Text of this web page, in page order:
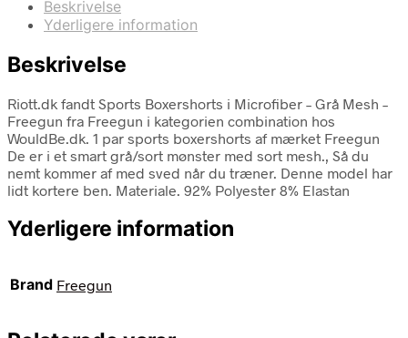
Beskrivelse
Yderligere information
Beskrivelse
Riott.dk fandt Sports Boxershorts i Microfiber – Grå Mesh –
Freegun fra Freegun i kategorien combination hos
WouldBe.dk. 1 par sports boxershorts af mærket Freegun
De er i et smart grå/sort mønster med sort mesh., Så du
nemt kommer af med sved når du træner. Denne model har
lidt kortere ben. Materiale. 92% Polyester 8% Elastan
Yderligere information
Brand Freegun